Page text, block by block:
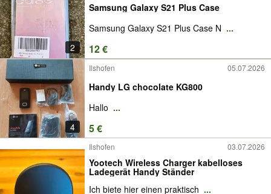
2
Samsung Galaxy S21 Plus Case
Samsung Galaxy S21 Plus Case N ...
12 €
4
Ilshofen 05.07.2026
Handy LG chocolate KG800
Hallo ...
5 €
Ilshofen 03.07.2026
Yootech Wireless Charger kabelloses
Ladegerät Handy Ständer
Ich biete hier einen praktisch ...